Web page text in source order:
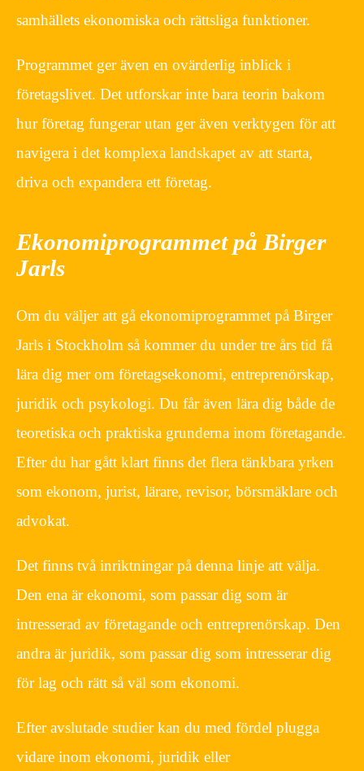
samhällets ekonomiska och rättsliga funktioner.
Programmet ger även en ovärderlig inblick i
företagslivet. Det utforskar inte bara teorin bakom
hur företag fungerar utan ger även verktygen för att
navigera i det komplexa landskapet av att starta,
driva och expandera ett företag.
Ekonomiprogrammet på Birger
Jarls
Om du väljer att gå ekonomiprogrammet på Birger
Jarls i Stockholm så kommer du under tre års tid få
lära dig mer om företagsekonomi, entreprenörskap,
juridik och psykologi. Du får även lära dig både de
teoretiska och praktiska grunderna inom företagande.
Efter du har gått klart finns det flera tänkbara yrken
som ekonom, jurist, lärare, revisor, börsmäklare och
advokat.
Det finns två inriktningar på denna linje att välja.
Den ena är ekonomi, som passar dig som är
intresserad av företagande och entreprenörskap. Den
andra är juridik, som passar dig som intresserar dig
för lag och rätt så väl som ekonomi.
Efter avslutade studier kan du med fördel plugga
vidare inom ekonomi, juridik eller